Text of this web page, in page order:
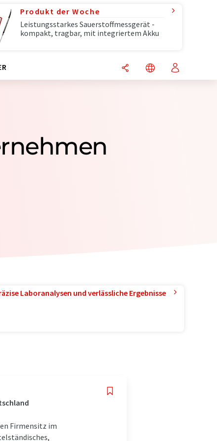
Produkt der Woche
Leistungsstarkes Sauerstoffmessgerät -
kompakt, tragbar, mit integriertem Akku
Laboranalysen und verlässliche Ergebnisse
Firmensitz im